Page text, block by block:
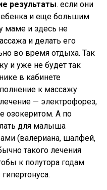
результаты. если они
и еще большим
и здесь не
и делать его
во время отдыха. Так
и уже не будет так
в кабинете
к массажу
— электрофорез,
озокеритом. А по
для малыша
(валериана, шалфей,
такого лечения
к полутора годам